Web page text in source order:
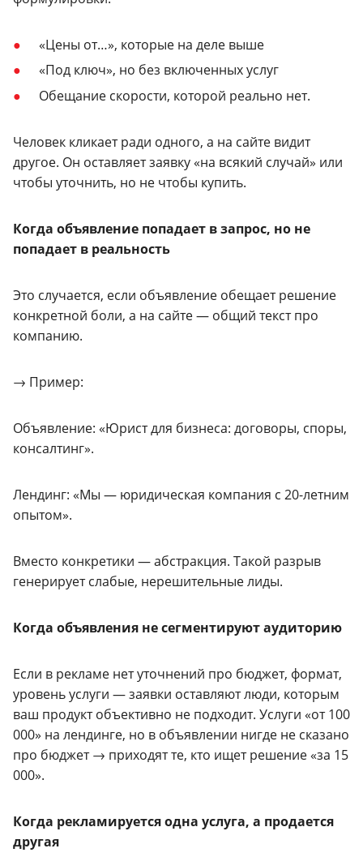
«Цены от…», которые на деле выше
«Под ключ», но без включенных услуг
Обещание скорости, которой реально нет.
Человек кликает ради одного, а на сайте видит
другое. Он оставляет заявку «на всякий случай» или
чтобы уточнить, но не чтобы купить.
Когда объявление попадает в запрос, но не
попадает в реальность
Это случается, если объявление обещает решение
конкретной боли, а на сайте — общий текст про
компанию.
→ Пример:
Объявление: «Юрист для бизнеса: договоры, споры,
консалтинг».
Лендинг: «Мы — юридическая компания с 20-летним
опытом».
Вместо конкретики — абстракция. Такой разрыв
генерирует слабые, нерешительные лиды.
Когда объявления не сегментируют аудиторию
Если в рекламе нет уточнений про бюджет, формат,
уровень услуги — заявки оставляют люди, которым
ваш продукт объективно не подходит. Услуги «от 100
000» на лендинге, но в объявлении нигде не сказано
про бюджет → приходят те, кто ищет решение «за 15
000».
Когда рекламируется одна услуга, а продается
другая